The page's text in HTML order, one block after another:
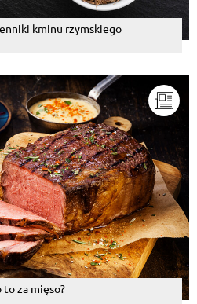
kminu rzymskiego
to za mięso?